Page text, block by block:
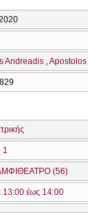
Andreadis
1
(56)
13:00 έως 14:00